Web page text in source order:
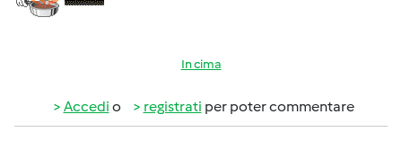
In cima
Accedi o registrati per poter commentare